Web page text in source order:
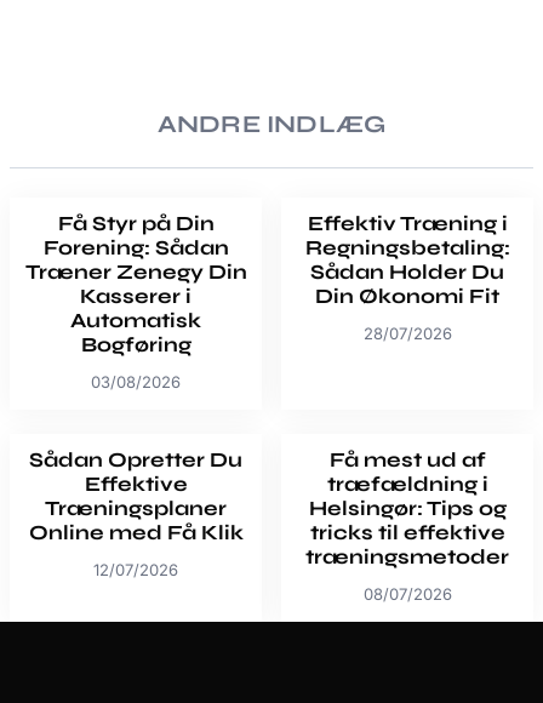
ANDRE INDLÆG
Få Styr på Din
Forening: Sådan
Træner Zenegy Din
Kasserer i
Automatisk
Bogføring
03/08/2026
Effektiv Træning i
Regningsbetaling:
Sådan Holder Du
Din Økonomi Fit
28/07/2026
Sådan Opretter Du
Effektive
Træningsplaner
Online med Få Klik
12/07/2026
Få mest ud af
træfældning i
Helsingør: Tips og
tricks til effektive
træningsmetoder
08/07/2026